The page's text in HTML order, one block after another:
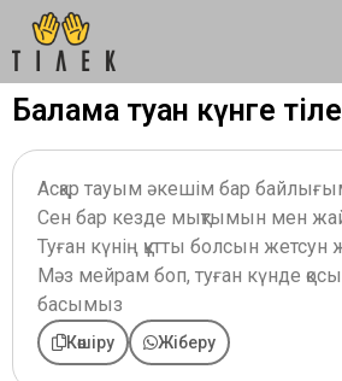
Балама туған күнге
Асқар тауым әкешім бар
Сен бар кезде мықтымын мен
Туған күнің құтты болсын
Мәз мейрам боп, туған күнде
басымыз
Көшіру Жіберу